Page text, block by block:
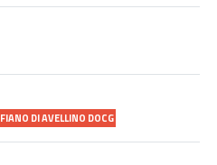
FIANO DI AVELLINO DOCG